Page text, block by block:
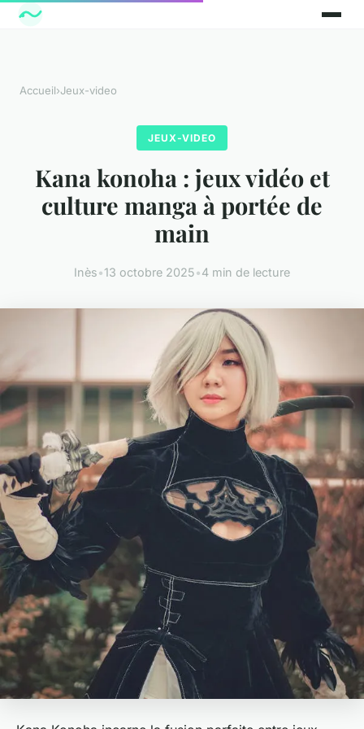
Accueil›Jeux-video
JEUX-VIDEO
Kana konoha : jeux vidéo et
culture manga à portée de
main
Inès•13 octobre 2025•4 min de lecture